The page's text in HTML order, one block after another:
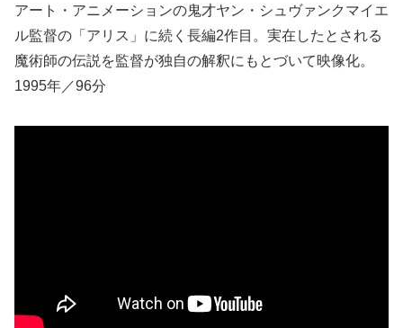
アート・アニメーションの鬼才ヤン・シュヴァンクマイエ
ル監督の「アリス」に続く長編2作目。実在したとされる
魔術師の伝説を監督が独自の解釈にもとづいて映像化。
1995年／96分